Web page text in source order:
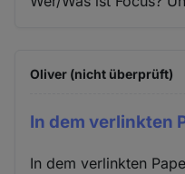
Oliver (nicht überprüft)
In dem verlinkten
In dem verlinkten